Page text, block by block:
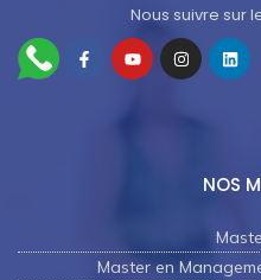
Nous suivre sur
NOS
Master en